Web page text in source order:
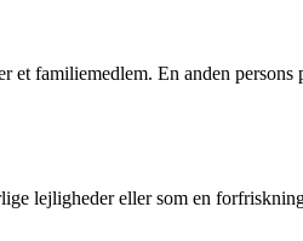
familiemedlem. En anden
lejligheder eller som en